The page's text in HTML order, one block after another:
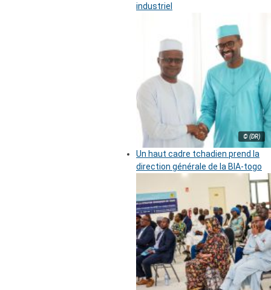
industriel
© (DR)
Un haut cadre tchadien prend la
direction générale de la BIA-togo